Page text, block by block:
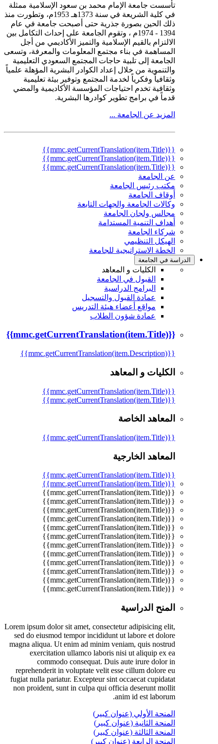
تأسست جامعة الإمام محمد بن سعود الإسلامية ممثلة
في كلية الشريعة في سنة 1373هـ 1953م، وتطورت منذ
ذلك الحين بصورة جذرية حتى أصبحت جامعة في عام
1394 - 1974م ، وتقوم الجامعة على إحداث التكامل بين
الالتزام بالقيم الإسلامية والتميز الأكاديمي من أجل
المساهمة في بناء مجتمع المعلومات والمعرفة، وتسعى
الجامعة إلى تلبية حاجات المجتمع السعودي التعليمية
والتنموية من خلال إعداد الكوادر البشرية المؤهلة علمياً
وثقافياً وفكرياً لخدمة المجتمع وتوفير بيئة تعليمية
وثقافية تخدم احتياجات المؤسسة الأكاديمية والمضي
قدماً في برامج تطوير كوادرها البشرية.
المزيد عن الجامعة ...
{{mmc.getCurrentTranslation(item.Title)}}
{{mmc.getCurrentTranslation(item.Title)}}
{{mmc.getCurrentTranslation(item.Title)}}
عن الجامعة
مكتب رئيس الجامعة
أوقاف الجامعة
وكالات الجامعة والجهات التابعة
مجالس ولجان الجامعة
أهداف التنمية المستدامة
شركاء الجامعة
الهيكل التنظيمي
الخطة الاستراتيجية للجامعة
الدراسة في الجامعة
الكليات و المعاهد
القبول في الجامعة
البرامج الدراسية
عمادة القبول والتسجيل
مواقع أعضاء هيئة التدريس
عمادة شؤون الطلاب
{{mmc.getCurrentTranslation(item.Title)}}
{{mmc.getCurrentTranslation(item.Description)}}
الكليات و المعاهد
{{mmc.getCurrentTranslation(item.Title)}}
{{mmc.getCurrentTranslation(item.Title)}}
المعاهد الخاصة
{{mmc.getCurrentTranslation(item.Title)}}
المعاهد الخارجية
{{mmc.getCurrentTranslation(item.Title)}}
{{mmc.getCurrentTranslation(item.Title)}}
{{mmc.getCurrentTranslation(item.Title)}}
{{mmc.getCurrentTranslation(item.Title)}}
{{mmc.getCurrentTranslation(item.Title)}}
{{mmc.getCurrentTranslation(item.Title)}}
{{mmc.getCurrentTranslation(item.Title)}}
{{mmc.getCurrentTranslation(item.Title)}}
{{mmc.getCurrentTranslation(item.Title)}}
{{mmc.getCurrentTranslation(item.Title)}}
{{mmc.getCurrentTranslation(item.Title)}}
{{mmc.getCurrentTranslation(item.Title)}}
{{mmc.getCurrentTranslation(item.Title)}}
{{mmc.getCurrentTranslation(item.Title)}}
المنح الدراسية
Lorem ipsum dolor sit amet, consectetur adipisicing elit,
sed do eiusmod tempor incididunt ut labore et dolore
magna aliqua. Ut enim ad minim veniam, quis nostrud
exercitation ullamco laboris nisi ut aliquip ex ea
commodo consequat. Duis aute irure dolor in
reprehenderit in voluptate velit esse cillum dolore eu
fugiat nulla pariatur. Excepteur sint occaecat cupidatat
non proident, sunt in culpa qui officia deserunt mollit
anim id est laborum.
المنحة الأولي (عنوان كبير)
المنحة الثانية (عنوان كبير)
المنحة الثالثة (عنوان كبير)
المنحة الرابعة (عنوان كبير)